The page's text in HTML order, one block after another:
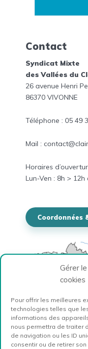
Gérer
cookies
Pour offrir les meilleures
technologies telles que
informations des
nous permettra de traiter
de navigation ou les ID
consentir ou de retirer
Contact
Syndicat Mixte
des Vallées du
26 avenue Henri
86370 VIVONNE
Téléphone : 05 49
Mail :
Horaires
Lun-Ven : 8h > 12h
Coordonnées